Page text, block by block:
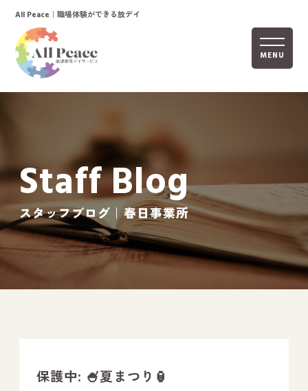
MENU
ホーム
活動内容
ご利用までの流れ
採用情報
自己評価表
社内行事
All Peace ｜職場体験ができる放デイ
Staff Blog
スタッフブログ｜春日事業所
保護中: 🍧夏まつり🏮